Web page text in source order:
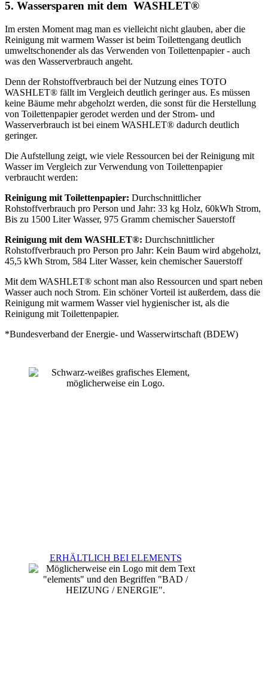
5. Wassersparen mit dem WASHLET®
Im ersten Moment mag man es vielleicht nicht glauben, aber die
Reinigung mit warmem Wasser ist beim Toilettengang deutlich
umweltschonender als das Verwenden von Toilettenpapier - auch
was den Wasserverbrauch angeht.
Denn der Rohstoffverbrauch bei der Nutzung eines TOTO
WASHLET® fällt im Vergleich deutlich geringer aus. Es müssen
keine Bäume mehr abgeholzt werden, die sonst für die Herstellung
von Toilettenpapier gerodet werden und der Strom- und
Wasserverbrauch ist bei einem WASHLET® dadurch deutlich
geringer.
Die Aufstellung zeigt, wie viele Ressourcen bei der Reinigung mit
Wasser im Vergleich zur Verwendung von Toilettenpapier
verbraucht werden:
Reinigung mit Toilettenpapier: Durchschnittlicher
Rohstoffverbrauch pro Person und Jahr: 33 kg Holz, 60kWh Strom,
Bis zu 1500 Liter Wasser, 975 Gramm chemischer Sauerstoff
Reinigung mit dem WASHLET®: Durchschnittlicher
Rohstoffverbrauch pro Person pro Jahr: Kein Baum wird abgeholzt,
45,5 kWh Strom, 584 Liter Wasser, kein chemischer Sauerstoff
Mit dem WASHLET® schont man also Ressourcen und spart neben
Wasser auch noch Strom. Ein schöner Vorteil ist außerdem, dass die
Reinigung mit warmem Wasser viel hygienischer ist, als die
Reinigung mit Toilettenpapier.
*Bundesverband der Energie- und Wasserwirtschaft (BDEW)
ERHÄLTLICH BEI ELEMENTS